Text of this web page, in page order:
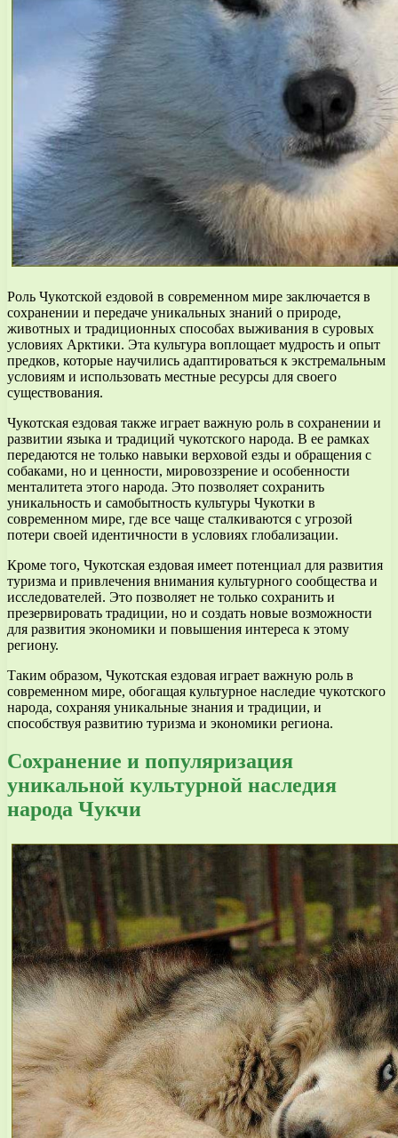
Роль Чукотской ездовой в современном мире заключается в
сохранении и передаче уникальных знаний о природе,
животных и традиционных способах выживания в суровых
условиях Арктики. Эта культура воплощает мудрость и опыт
предков, которые научились адаптироваться к экстремальным
условиям и использовать местные ресурсы для своего
существования.
Чукотская ездовая также играет важную роль в сохранении и
развитии языка и традиций чукотского народа. В ее рамках
передаются не только навыки верховой езды и обращения с
собаками, но и ценности, мировоззрение и особенности
менталитета этого народа. Это позволяет сохранить
уникальность и самобытность культуры Чукотки в
современном мире, где все чаще сталкиваются с угрозой
потери своей идентичности в условиях глобализации.
Кроме того, Чукотская ездовая имеет потенциал для развития
туризма и привлечения внимания культурного сообщества и
исследователей. Это позволяет не только сохранить и
презервировать традиции, но и создать новые возможности
для развития экономики и повышения интереса к этому
региону.
Таким образом, Чукотская ездовая играет важную роль в
современном мире, обогащая культурное наследие чукотского
народа, сохраняя уникальные знания и традиции, и
способствуя развитию туризма и экономики региона.
Сохранение и популяризация
уникальной культурной наследия
народа Чукчи